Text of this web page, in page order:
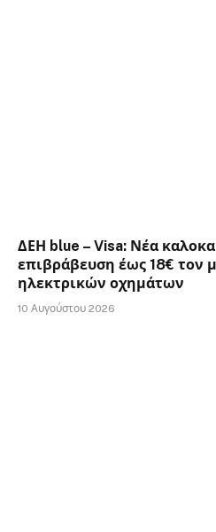
ΔΕΗ blue – Visa: Νέα
επιβράβευση έως 18€ τον
ηλεκτρικών οχημάτων
10 Αυγούστου 2026